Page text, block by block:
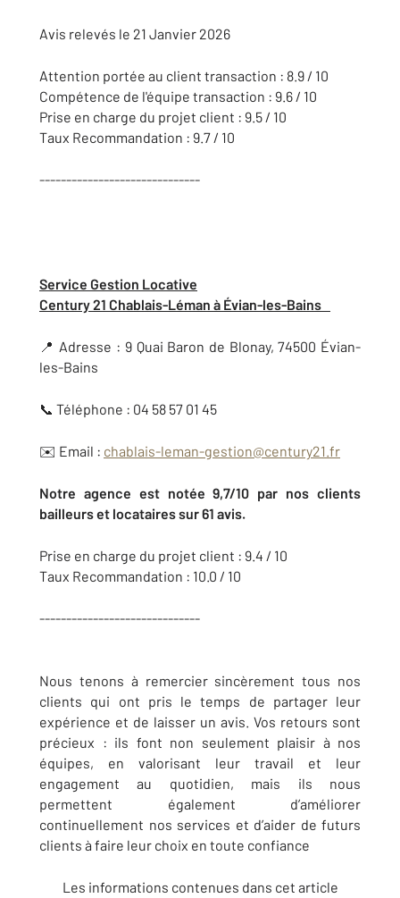
Avis relevés le 21 Janvier 2026
Attention portée au client transaction : 8.9 / 10
Compétence de l'équipe transaction : 9.6 / 10
Prise en charge du projet client : 9.5 / 10
Taux Recommandation : 9.7 / 10
------------------------------
Service Gestion Locative
Century 21 Chablais-Léman à Évian-les-Bains
📍 Adresse : 9 Quai Baron de Blonay, 74500 Évian-
les-Bains
📞 Téléphone : 04 58 57 01 45
✉️ Email : chablais-leman-gestion@century21.fr
Notre agence est notée 9,7/10 par nos clients
bailleurs et locataires sur 61 avis.
Prise en charge du projet client : 9.4 / 10
Taux Recommandation : 10.0 / 10
------------------------------
Nous tenons à remercier sincèrement tous nos
clients qui ont pris le temps de partager leur
expérience et de laisser un avis. Vos retours sont
précieux : ils font non seulement plaisir à nos
équipes, en valorisant leur travail et leur
engagement au quotidien, mais ils nous
permettent également d’améliorer
continuellement nos services et d’aider de futurs
clients à faire leur choix en toute confiance
Les informations contenues dans cet article